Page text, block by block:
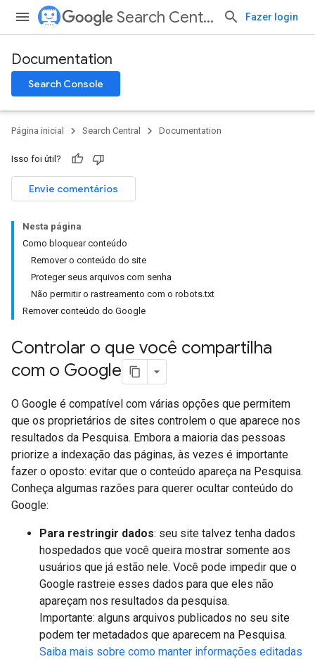
Search Central Fazer login
Documentation
Search Console
Página inicial Search Central Documentation
Isso foi útil?
Envie comentários
Nesta página
Como bloquear conteúdo
Remover o conteúdo do site
Proteger seus arquivos com senha
Não permitir o rastreamento com o robots.txt
Remover conteúdo do Google
Controlar o que você compartilha
com o Google
O Google é compatível com várias opções que permitem
que os proprietários de sites controlem o que aparece nos
resultados da Pesquisa. Embora a maioria das pessoas
priorize a indexação das páginas, às vezes é importante
fazer o oposto: evitar que o conteúdo apareça na Pesquisa.
Conheça algumas razões para querer ocultar conteúdo do
Google:
Para restringir dados: seu site talvez tenha dados
hospedados que você queira mostrar somente aos
usuários que já estão nele. Você pode impedir que o
Google rastreie esses dados para que eles não
apareçam nos resultados da pesquisa.
Importante: alguns arquivos publicados no seu site
podem ter metadados que aparecem na Pesquisa.
Saiba mais sobre como manter informações editadas